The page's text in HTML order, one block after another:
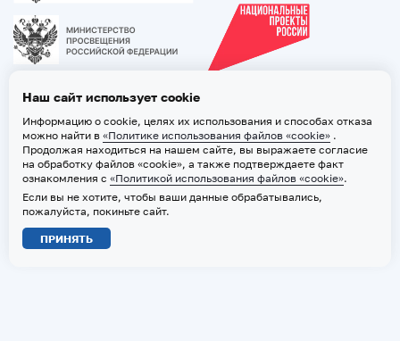
2026 © ТВГМУ. Все права защищены
Политика обработки персональных данных
Политика использования файлов «cookie»
Наш сайт использует cookie
Информацию о cookie, целях их использования и способах отказа
можно найти в «Политике использования файлов «cookie» .
Продолжая находиться на нашем сайте, вы выражаете согласие
на обработку файлов «cookie», а также подтверждаете факт
ознакомления с «Политикой использования файлов «cookie».
Если вы не хотите, чтобы ваши данные обрабатывались,
пожалуйста, покиньте сайт.
ПРИНЯТЬ